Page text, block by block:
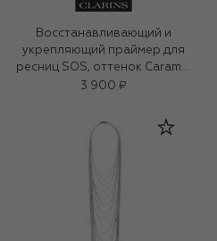
Восстанавливающий и
укрепляющий праймер для
ресниц SOS, оттенок Caramel
(8ml)
3 900 ₽